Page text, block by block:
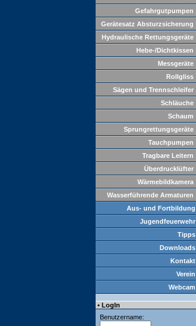
Gefahrgutpumpen
Gerätesatz Absturzsicherung
Hydraulische Rettungsgeräte
Hebe-/Dichtkissen
Messgeräte
Rollgliss
Sägen und Trennschleifer
Schläuche
Schaum
Sprungrettungsgeräte
Tauchpumpen
Tragbare Leitern
Überdrucklüfter
Wärmebildkamera
Wasserführende Armaturen
Aus- und Fortbildung
Jugendfeuerwehr
Tipps
Downloads
Kontakt
Verein
Webcam
• LogIn
Benutzername: